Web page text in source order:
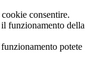
consentire.
funzionamento della
potete